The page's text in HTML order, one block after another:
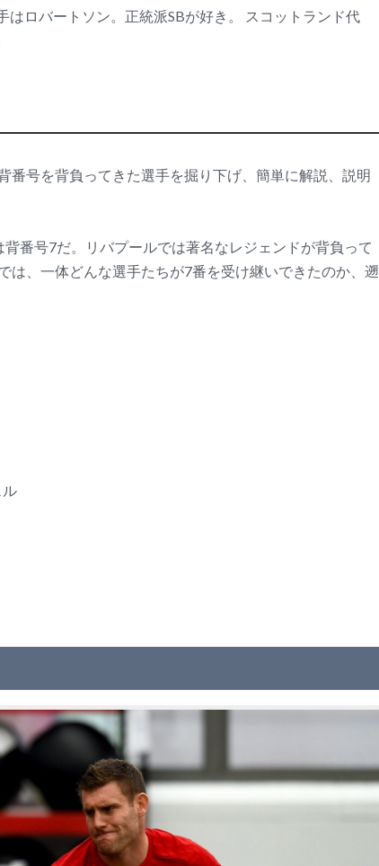
はロバートソン。正統派SBが好き。 スコットランド代
番号を背負ってきた選手を掘り下げ、簡単に解説、説明
番号7だ。リバプールでは著名なレジェンドが背負って
は、一体どんな選手たちが7番を受け継いできたのか、遡